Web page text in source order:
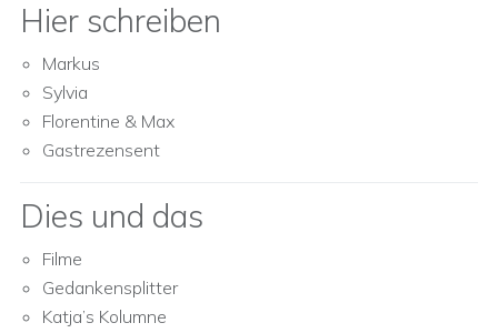
Hier schreiben
Markus
Sylvia
Florentine & Max
Gastrezensent
Dies und das
Filme
Gedankensplitter
Katja’s Kolumne